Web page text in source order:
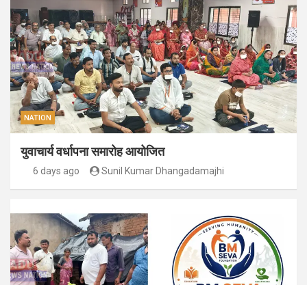
NATION
युवाचार्य वर्धापना समारोह आयोजित
6 days ago Sunil Kumar Dhangadamajhi